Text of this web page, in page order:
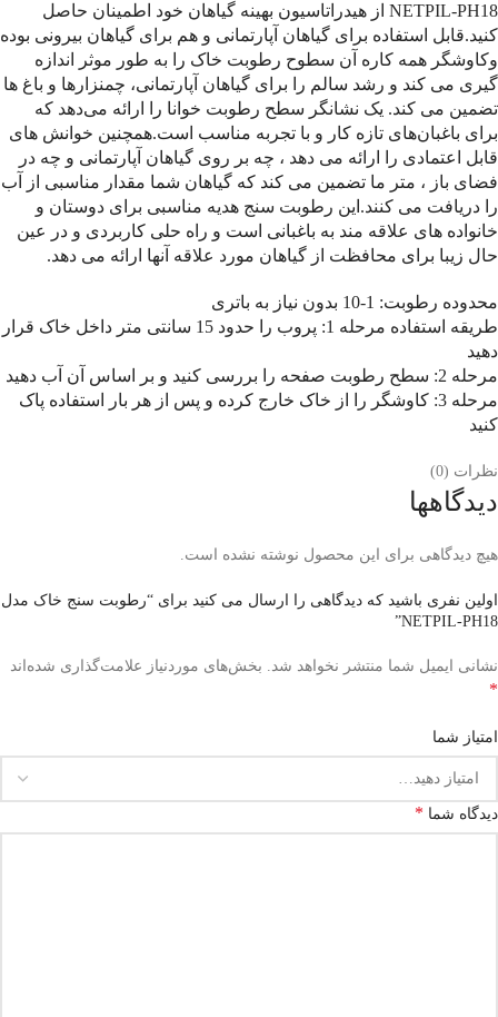
NETPIL-PH18 از هیدراتاسیون بهینه گیاهان خود اطمینان حاصل
کنید.قابل استفاده برای گیاهان آپارتمانی و هم برای گیاهان بیرونی بوده
وکاوشگر همه کاره آن سطوح رطوبت خاک را به طور موثر اندازه
گیری می کند و رشد سالم را برای گیاهان آپارتمانی، چمنزارها و باغ ها
تضمین می کند. یک نشانگر سطح رطوبت خوانا را ارائه می‌دهد که
برای باغبان‌های تازه کار و با تجربه مناسب است.همچنین خوانش های
قابل اعتمادی را ارائه می دهد ، چه بر روی گیاهان آپارتمانی و چه در
فضای باز ، متر ما تضمین می کند که گیاهان شما مقدار مناسبی از آب
را دریافت می کنند.این رطوبت سنج هدیه مناسبی برای دوستان و
خانواده های علاقه مند به باغبانی است و راه حلی کاربردی و در عین
حال زیبا برای محافظت از گیاهان مورد علاقه آنها ارائه می دهد.
محدوده رطوبت: 1-10 بدون نیاز به باتری
طریقه استفاده مرحله 1: پروب را حدود 15 سانتی متر داخل خاک قرار
دهید
مرحله 2: سطح رطوبت صفحه را بررسی کنید و بر اساس آن آب دهید
مرحله 3: کاوشگر را از خاک خارج کرده و پس از هر بار استفاده پاک
کنید
نظرات (0)
دیدگاهها
هیچ دیدگاهی برای این محصول نوشته نشده است.
اولین نفری باشید که دیدگاهی را ارسال می کنید برای “رطوبت سنج خاک مدل
NETPIL-PH18”
نشانی ایمیل شما منتشر نخواهد شد. بخش‌های موردنیاز علامت‌گذاری شده‌اند
*
امتیاز شما
دیدگاه شما *